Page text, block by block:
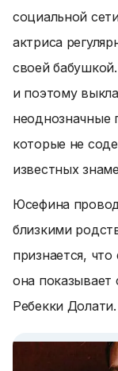
социальной
актриса
своей
и поэтому
неоднозначные
которые не
известных
Юсефина
близкими
признается,
она показывает
Ребекки Долати.